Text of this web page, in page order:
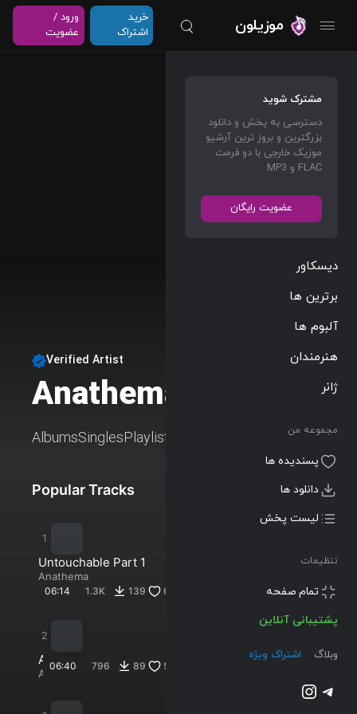
موزیلون
خرید
اشتراک
ورود /
عضویت
مشترک شوید
دسترسی به پخش و دانلود
بزرگترین و بروز ترین آرشیو
موزیک خارجی با دو فرمت
FLAC و MP3
عضویت رایگان
دیسکاور
برترین ها
آلبوم ها
هنرمندان
ژانر
مجموعه من
پسندیده ها
دانلود ها
لیست پخش
تنظیمات
تمام صفحه
پشتیبانی آنلاین
وبلاگ اشتراک ویژه
تلگراماینستاگرم
Verified Artist
Anathema
AlbumsSinglesPlaylists
Popular Tracks
Untouchable Part 1
Anathema
06:14 1.3K 139 63
A
nAnathema
06:40 796 89 52
New Tracks